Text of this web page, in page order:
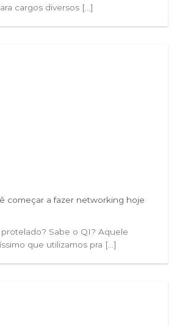
cargos diversos [...]
começar a fazer networking hoje
Sabe o QI? Aquele
que utilizamos pra [...]